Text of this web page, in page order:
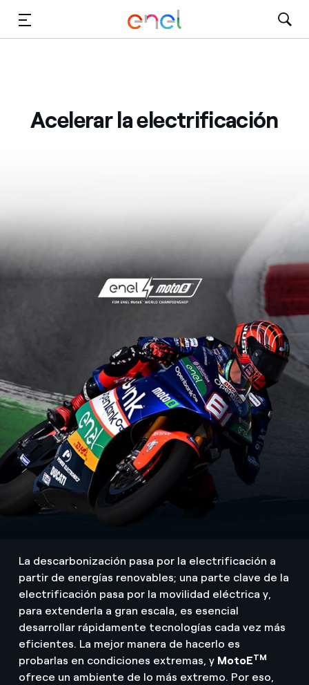
Acelerar la electrificación
La descarbonización pasa por la electrificación a
partir de energías renovables; una parte clave de la
electrificación pasa por la movilidad eléctrica y,
para extenderla a gran escala, es esencial
desarrollar rápidamente tecnologías cada vez más
eficientes. La mejor manera de hacerlo es
probarlas en condiciones extremas, y MotoETM
ofrece un ambiente de lo más extremo. Por eso,